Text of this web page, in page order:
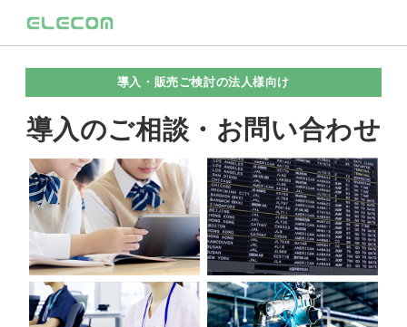
導入・販売ご検討の法人様向け
導入のご相談・お問い合わせ